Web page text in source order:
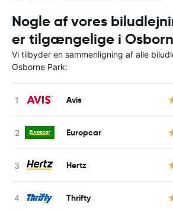
Nogle af vores
er tilgængelige i
Vi tilbyder en sammenligning af alle
Osborne Park:
Avis
Europcar
Hertz
Thrifty